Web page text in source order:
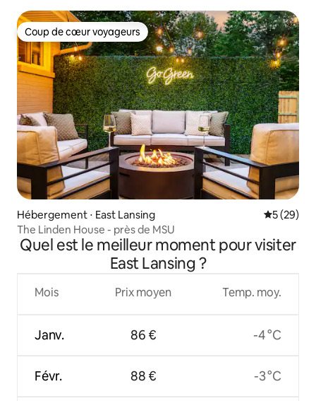
Coup de cœur voyageurs
Coup de cœur voyageurs
Hébergement ⋅ East Lansing
5 (29)
The Linden House - près de MSU
Quel est le meilleur moment pour visiter
East Lansing ?
Mois
Janv.
Févr.
Prix moyen
86 €
88 €
Temp. moy.
-4 °C
-3 °C